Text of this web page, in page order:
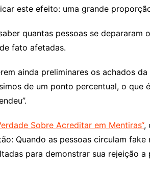
este efeito: uma grande
quantas pessoas se
fato afetadas.
ainda preliminares os achados
de um ponto percentual, o que
Sobre Acreditar em Mentiras“,
Quando as pessoas circulam
para demonstrar sua rejeição